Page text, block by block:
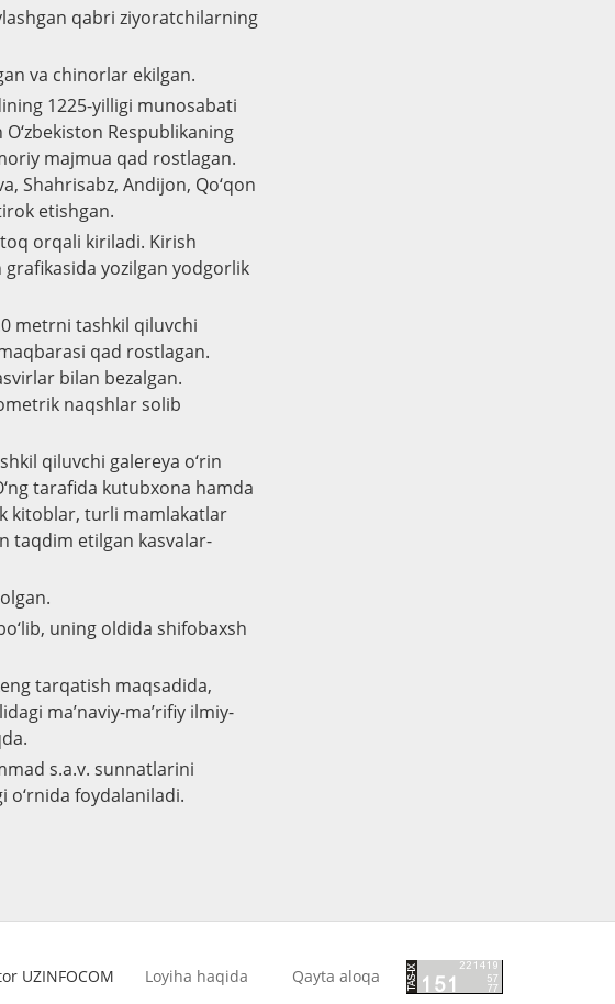
qabri ziyoratchilarning
va chinorlar ekilgan.
1225-yilligi munosabati
Respublikaning
majmua qad rostlagan.
Shahrisabz, Andijon, Qo‘qon
etishgan.
orqali kiriladi. Kirish
yozilgan yodgorlik
metrni tashkil qiluvchi
qad rostlagan.
bilan bezalgan.
naqshlar solib
qiluvchi galereya o‘rin
tarafida kutubxona hamda
kitoblar, turli mamlakatlar
taqdim etilgan kasvalar-
uning oldida shifobaxsh
tarqatish maqsadida,
ma’naviy-ma’rifiy ilmiy-
s.a.v. sunnatlarini
o‘rnida foydalaniladi.
UZINFOCOM Loyiha haqida Qayta aloqa